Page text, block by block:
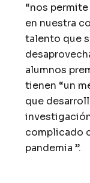
“nos
en nuestra
talento que
alumnos
tienen “un
que
complicado
pandemia ”.